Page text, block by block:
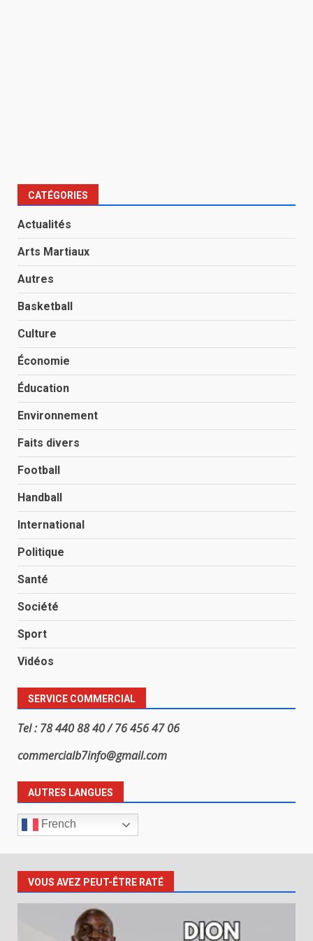
CATÉGORIES
Actualités
Arts Martiaux
Autres
Basketball
Culture
Économie
Éducation
Environnement
Faits divers
Football
Handball
International
Politique
Santé
Société
Sport
Vidéos
SERVICE COMMERCIAL
Tel : 78 440 88 40 / 76 456 47 06
commercialb7info@gmail.com
AUTRES LANGUES
French
VOUS AVEZ PEUT-ÊTRE RATÉ